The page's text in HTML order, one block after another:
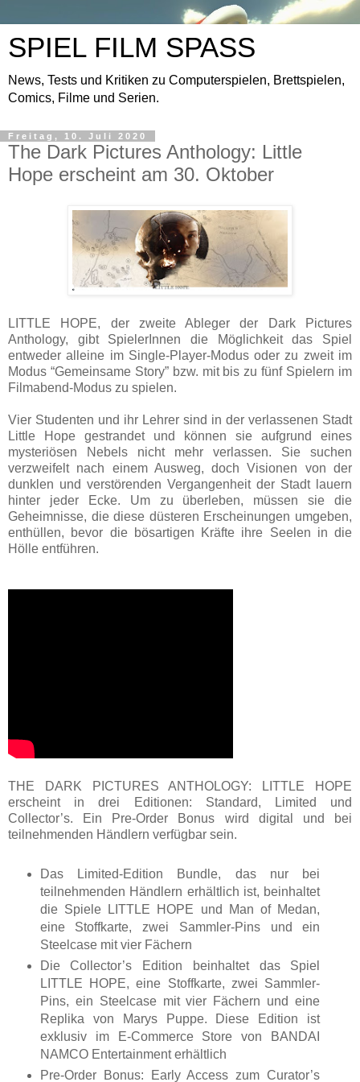
SPIEL FILM SPASS
News, Tests und Kritiken zu Computerspielen, Brettspielen,
Comics, Filme und Serien.
Freitag, 10. Juli 2020
The Dark Pictures Anthology: Little
Hope erscheint am 30. Oktober
LITTLE HOPE, der zweite Ableger der Dark Pictures
Anthology, gibt SpielerInnen die Möglichkeit das Spiel
entweder alleine im Single-Player-Modus oder zu zweit im
Modus “Gemeinsame Story” bzw. mit bis zu fünf Spielern im
Filmabend-Modus zu spielen.
Vier Studenten und ihr Lehrer sind in der verlassenen Stadt
Little Hope gestrandet und können sie aufgrund eines
mysteriösen Nebels nicht mehr verlassen. Sie suchen
verzweifelt nach einem Ausweg, doch Visionen von der
dunklen und verstörenden Vergangenheit der Stadt lauern
hinter jeder Ecke. Um zu überleben, müssen sie die
Geheimnisse, die diese düsteren Erscheinungen umgeben,
enthüllen, bevor die bösartigen Kräfte ihre Seelen in die
Hölle entführen.
THE DARK PICTURES ANTHOLOGY: LITTLE HOPE
erscheint in drei Editionen: Standard, Limited und
Collector’s. Ein Pre-Order Bonus wird digital und bei
teilnehmenden Händlern verfügbar sein.
Das Limited-Edition Bundle, das nur bei
teilnehmenden Händlern erhältlich ist, beinhaltet
die Spiele LITTLE HOPE und Man of Medan,
eine Stoffkarte, zwei Sammler-Pins und ein
Steelcase mit vier Fächern
Die Collector’s Edition beinhaltet das Spiel
LITTLE HOPE, eine Stoffkarte, zwei Sammler-
Pins, ein Steelcase mit vier Fächern und eine
Replika von Marys Puppe. Diese Edition ist
exklusiv im E-Commerce Store von BANDAI
NAMCO Entertainment erhältlich
Pre-Order Bonus: Early Access zum Curator’s